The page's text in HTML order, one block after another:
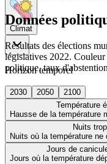
Climat
Horizon temporel
2030 2050
2100
Température
Hausse de la température
Nuits
Nuits où la température
Jours de
Jours où la température
Données
Résultats des élections
législatives 2022.
politique, taux